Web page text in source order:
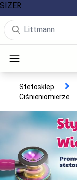
Stetosklep
Ciśnieniomierze
SIZER